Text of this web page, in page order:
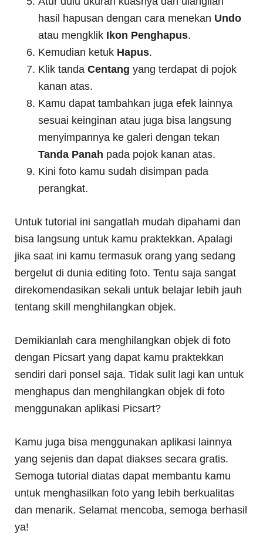
hasil hapusan dengan cara menekan Undo
atau mengklik Ikon Penghapus.
Kemudian ketuk Hapus.
Klik tandaCentangyang terdapat di pojok
kanan atas.
Kamu dapat tambahkan juga efek lainnya
sesuai keinginan atau juga bisa langsung
menyimpannya ke galeri dengan tekan
Tanda Panah pada pojok kanan atas.
Kini foto kamu sudah disimpan pada
perangkat.
Untuk tutorial ini sangatlah mudah dipahami dan
bisa langsung untuk kamu praktekkan. Apalagi
jika saat ini kamu termasuk orang yang sedang
bergelut di dunia editing foto. Tentu saja sangat
direkomendasikan sekali untuk belajar lebih jauh
tentang skill menghilangkan objek.
Demikianlah cara menghilangkan objek di foto
dengan Picsart yang dapat kamu praktekkan
sendiri dari ponsel saja. Tidak sulit lagi kan untuk
menghapus dan menghilangkan objek di foto
menggunakan aplikasi Picsart?
Kamu juga bisa menggunakan aplikasi lainnya
yang sejenis dan dapat diakses secara gratis.
Semoga tutorial diatas dapat membantu kamu
untuk menghasilkan foto yang lebih berkualitas
dan menarik. Selamat mencoba, semoga berhasil
ya!